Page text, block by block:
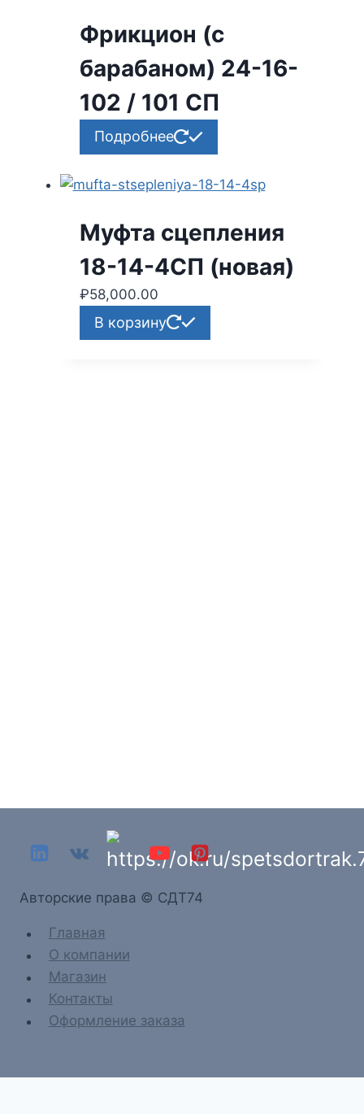
Фрикцион (с
барабаном) 24-16-
102 / 101 СП
Подробнее
Муфта сцепления
18-14-4СП (новая)
₽58,000.00
В корзину
Aвторские права © СДТ74
Главная
О компании
Магазин
Контакты
Оформление заказа